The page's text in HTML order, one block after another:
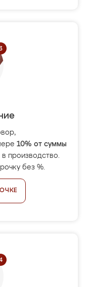
10% от суммы
производство.
без %.